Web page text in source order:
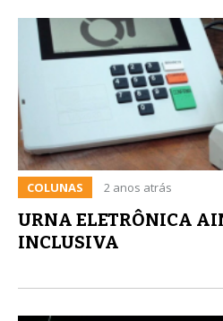
COLUNAS 2 anos atrás
URNA ELETRÔNICA
INCLUSIVA